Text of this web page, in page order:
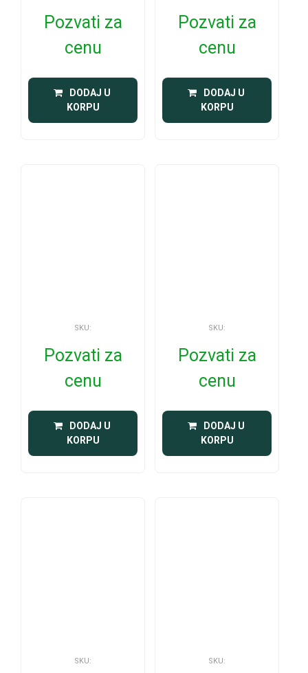
Pozvati za
cenu
DODAJ U
KORPU
Pozvati za
cenu
DODAJ U
KORPU
SKU:
Pozvati za
cenu
DODAJ U
KORPU
SKU:
Pozvati za
cenu
DODAJ U
KORPU
SKU: SKU: